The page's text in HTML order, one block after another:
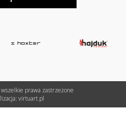
prawa zastrzeżone
virtuart.pl